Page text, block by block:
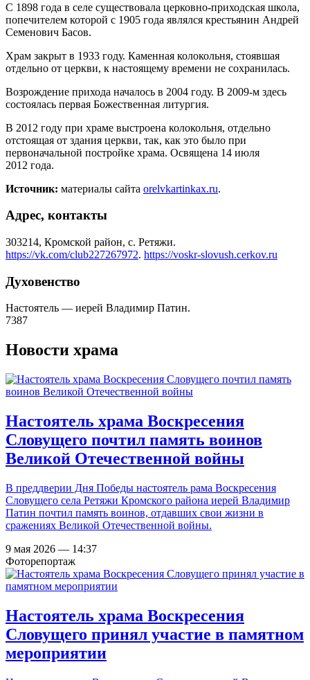
С 1898 года в селе существовала церковно-приходская школа,
попечителем которой с 1905 года являлся крестьянин Андрей
Семенович Басов.
Храм закрыт в 1933 году. Каменная колокольня, стоявшая
отдельно от церкви, к настоящему времени не сохранилась.
Возрождение прихода началось в 2004 году. В 2009-м здесь
состоялась первая Божественная литургия.
В 2012 году при храме выстроена колокольня, отдельно
отстоящая от здания церкви, так, как это было при
первоначальной постройке храма. Освящена 14 июля
2012 года.
Источник: материалы сайта orelvkartinkax.ru.
Адрес, контакты
303214, Кромской район, с. Ретяжи.
https://vk.com/club227267972. https://voskr-slovush.cerkov.ru
Духовенство
Настоятель — иерей Владимир Патин.
7387
Новости храма
Настоятель храма Воскресения
Словущего почтил память воинов
Великой Отечественной войны
В преддверии Дня Победы настоятель рама Воскресения
Словущего села Ретяжи Кромского района иерей Владимир
Патин почтил память воинов, отдавших свои жизни в
сражениях Великой Отечественной войны.
9 мая 2026 — 14:37
Фоторепортаж
Настоятель храма Воскресения
Словущего принял участие в памятном
мероприятии